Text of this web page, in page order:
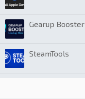
Gearup Booster
SteamTools